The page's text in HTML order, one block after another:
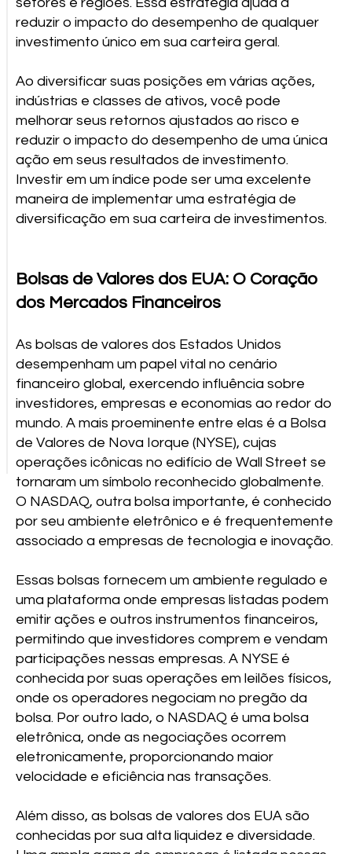
reduzir o impacto do desempenho de qualquer
investimento único em sua carteira geral.
Ao diversificar suas posições em várias ações,
indústrias e classes de ativos, você pode
melhorar seus retornos ajustados ao risco e
reduzir o impacto do desempenho de uma única
ação em seus resultados de investimento.
Investir em um índice pode ser uma excelente
maneira de implementar uma estratégia de
diversificação em sua carteira de investimentos.
Bolsas de Valores dos EUA: O Coração
dos Mercados Financeiros
As bolsas de valores dos Estados Unidos
desempenham um papel vital no cenário
financeiro global, exercendo influência sobre
investidores, empresas e economias ao redor do
mundo. A mais proeminente entre elas é a Bolsa
de Valores de Nova Iorque (NYSE), cujas
operações icônicas no edifício de Wall Street se
tornaram um símbolo reconhecido globalmente.
O NASDAQ, outra bolsa importante, é conhecido
por seu ambiente eletrônico e é frequentemente
associado a empresas de tecnologia e inovação.
Essas bolsas fornecem um ambiente regulado e
uma plataforma onde empresas listadas podem
emitir ações e outros instrumentos financeiros,
permitindo que investidores comprem e vendam
participações nessas empresas. A NYSE é
conhecida por suas operações em leilões físicos,
onde os operadores negociam no pregão da
bolsa. Por outro lado, o NASDAQ é uma bolsa
eletrônica, onde as negociações ocorrem
eletronicamente, proporcionando maior
velocidade e eficiência nas transações.
Além disso, as bolsas de valores dos EUA são
conhecidas por sua alta liquidez e diversidade.